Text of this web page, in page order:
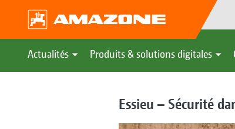
Actualités Produits & solutions digitales
Essieu – Sécurité